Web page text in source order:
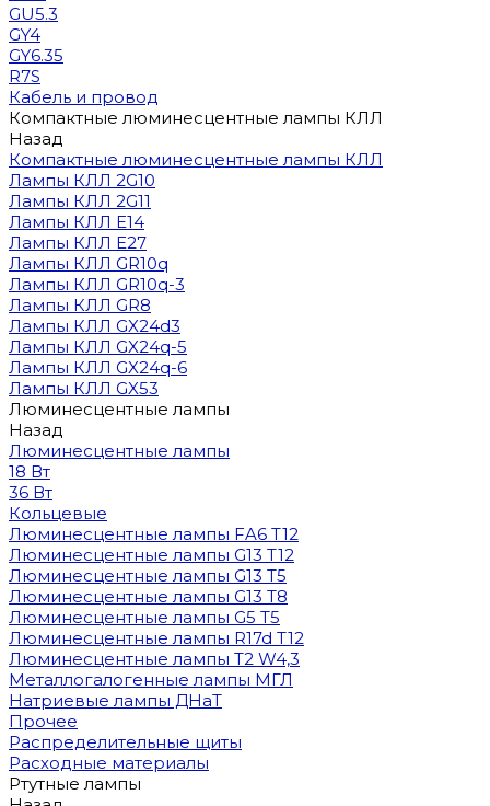
GU5.3
GY4
GY6.35
R7S
Кабель и провод
Компактные люминесцентные лампы КЛЛ
Назад
Компактные люминесцентные лампы КЛЛ
Лампы КЛЛ 2G10
Лампы КЛЛ 2G11
Лампы КЛЛ E14
Лампы КЛЛ E27
Лампы КЛЛ GR10q
Лампы КЛЛ GR10q-3
Лампы КЛЛ GR8
Лампы КЛЛ GX24d3
Лампы КЛЛ GX24q-5
Лампы КЛЛ GX24q-6
Лампы КЛЛ GX53
Люминесцентные лампы
Назад
Люминесцентные лампы
18 Вт
36 Вт
Кольцевые
Люминесцентные лампы FA6 T12
Люминесцентные лампы G13 T12
Люминесцентные лампы G13 T5
Люминесцентные лампы G13 T8
Люминесцентные лампы G5 T5
Люминесцентные лампы R17d T12
Люминесцентные лампы T2 W4,3
Металлогалогенные лампы МГЛ
Натриевые лампы ДНаТ
Прочее
Распределительные щиты
Расходные материалы
Ртутные лампы